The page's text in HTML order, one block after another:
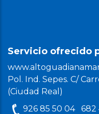
Servicio ofrecido
Pol. Ind. Sepes. C/
(Ciudad Real)
926 85 50 04
682